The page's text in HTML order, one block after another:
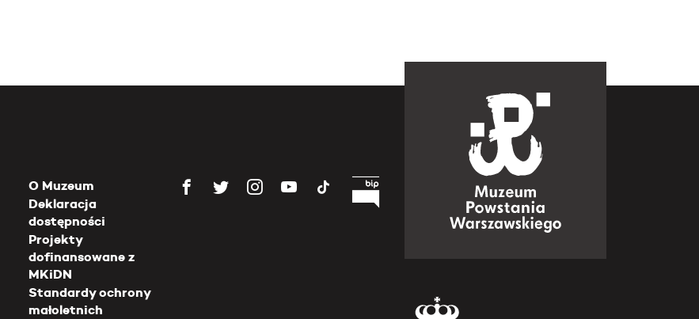
O Muzeum
Deklaracja
dostępności
Projekty
dofinansowane z
MKiDN
Standardy ochrony
małoletnich